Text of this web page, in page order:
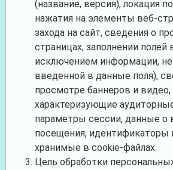
(название, версия), локация
нажатия на элементы веб-
захода на сайт, сведения о
страницах, заполнении полей
исключением информации,
введенной в данные поля),
просмотре баннеров и
характеризующие
параметры сессии, данные о
посещения, идентификаторы
хранимые в cookie-файлах.
Цель обработки